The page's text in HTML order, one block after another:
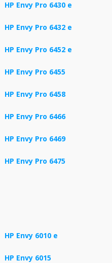
HP Envy Pro 6430 e
HP Envy Pro 6432 e
HP Envy Pro 6452 e
HP Envy Pro 6455
HP Envy Pro 6458
HP Envy Pro 6466
HP Envy Pro 6469
HP Envy Pro 6475
HP Envy 6010 e
HP Envy 6015